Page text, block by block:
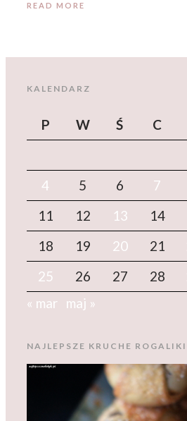
READ MORE
KALENDARZ
P W Ś C
4
5 6 7
11
12 13 14
18
19 20 21
25
26 27 28
« mar maj »
NAJLEPSZE KRUCHE ROGALIKI